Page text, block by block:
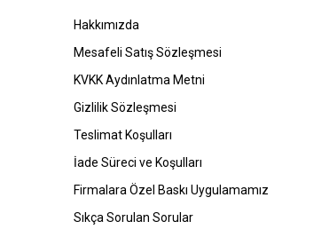
Hakkımızda
Mesafeli Satış Sözleşmesi
​KVKK Aydınlatma Metni
Gizlilik Sözleşmesi
Teslimat Koşulları
İade Süreci ve Koşulları
Firmalara Özel Baskı Uygulamamız
Sıkça Sorulan Sorular